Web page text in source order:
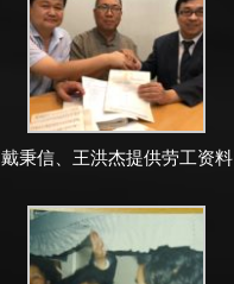
戴秉信、王洪杰提供劳工资料